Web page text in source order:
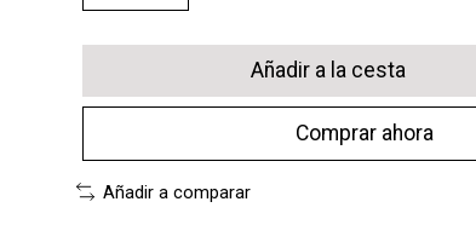
Añadir a la cesta
Comprar ahora
Añadir a comparar